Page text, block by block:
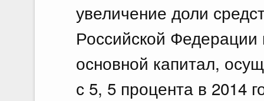
увеличение доли
Российской
основной капитал,
с 5, 5 процента в 2014